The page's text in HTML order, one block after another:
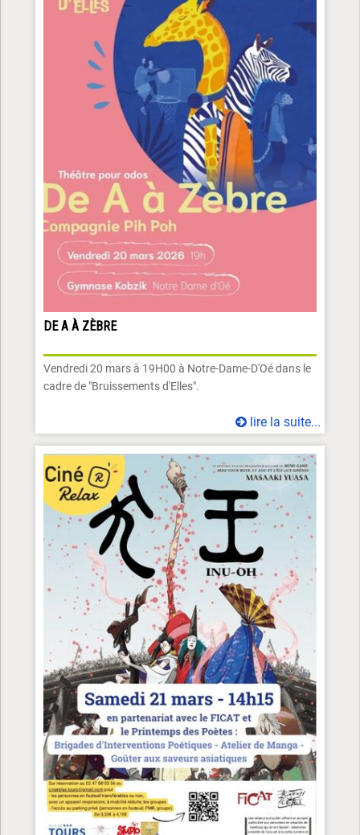
DE A À ZÈBRE
Vendredi 20 mars à 19H00 à Notre-Dame-D'Oé dans le
cadre de "Bruissements d'Elles".
lire la suite...